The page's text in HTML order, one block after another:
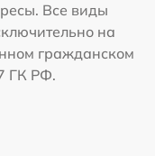
Все виды
на
гражданском
ГК РФ.